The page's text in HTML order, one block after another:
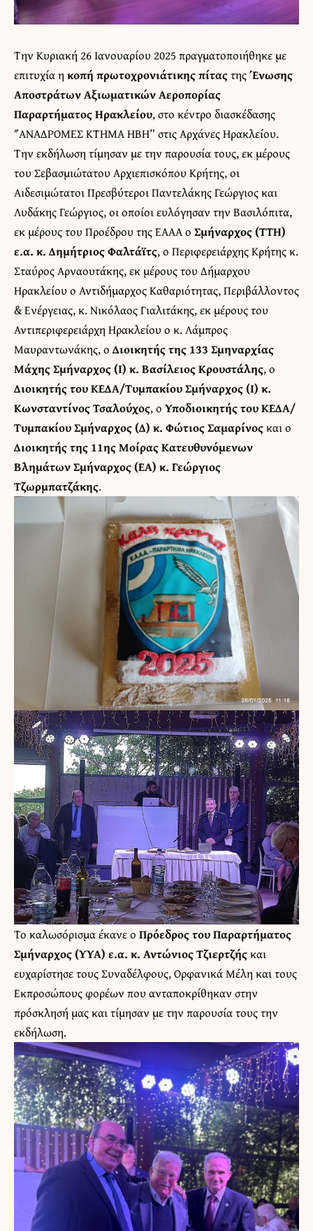
Την Κυριακή 26 Ιανουαρίου 2025 πραγματοποιήθηκε με
επιτυχία η κοπή πρωτοχρονιάτικης πίταςτηςΈνωσης
Αποστράτων Αξιωματικών Αεροπορίας
Παραρτήματος Ηρακλείου, στο κέντρο διασκέδασης
″ΑΝΑΔΡΟΜΕΣ ΚΤΗΜΑ ΗΒΗ” στις Αρχάνες Ηρακλείου.
Την εκδήλωση τίμησαν με την παρουσία τους, εκ μέρους
του Σεβασμιώτατου Αρχιεπισκόπου Κρήτης, οι
Αιδεσιμώτατοι Πρεσβύτεροι Παντελάκης Γεώργιος και
Λυδάκης Γεώργιος, οι οποίοι ευλόγησαν την Βασιλόπιτα,
εκ μέρους του Προέδρου της ΕΑΑΑ ο Σμήναρχος (ΤΤΗ)
ε.α. κ. Δημήτριος Φαλτάϊτς, ο Περιφερειάρχης Κρήτης κ.
Σταύρος Αρναουτάκης, εκ μέρους του Δήμαρχου
Ηρακλείου ο Αντιδήμαρχος Καθαριότητας, Περιβάλλοντος
& Ενέργειας, κ. Νικόλαος Γιαλιτάκης, εκ μέρους του
Αντιπεριφερειάρχη Ηρακλείου ο κ. Λάμπρος
Μαυραντωνάκης, ο Διοικητής της 133 Σμηναρχίας
Μάχης Σμήναρχος (Ι) κ. Βασίλειος Κρουστάλης, ο
Διοικητής του ΚΕΔΑ/Τυμπακίου Σμήναρχος (Ι) κ.
Κωνσταντίνος Τσαλούχος, ο Υποδιοικητής του ΚΕΔΑ/
Τυμπακίου Σμήναρχος (Δ) κ. Φώτιος Σαμαρίνοςκαι ο
Διοικητής της 11ης Μοίρας Κατευθυνόμενων
Βλημάτων Σμήναρχος (ΕΑ) κ. Γεώργιος
Τζωρμπατζάκης.
Το καλωσόρισμα έκανε ο Πρόεδρος του Παραρτήματος
Σμήναρχος (ΥΥΑ) ε.α. κ. Αντώνιος Τζιερτζήςκαι
ευχαρίστησε τους Συναδέλφους, Ορφανικά Μέλη και τους
Εκπροσώπους φορέων που ανταποκρίθηκαν στην
πρόσκλησή μας και τίμησαν με την παρουσία τους την
εκδήλωση.